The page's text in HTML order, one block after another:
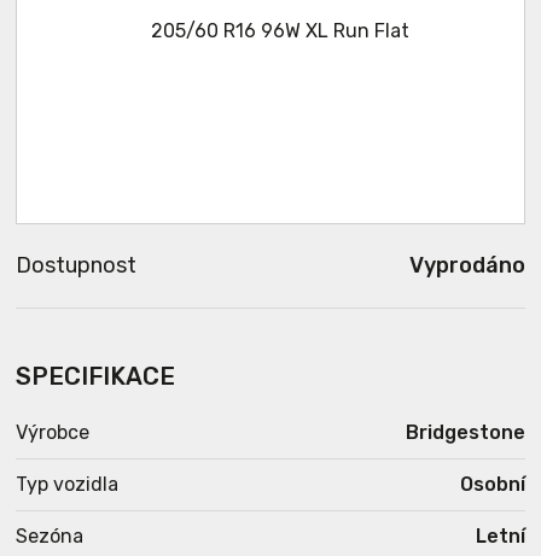
Dostupnost Vyprodáno
SPECIFIKACE
Výrobce Bridgestone
Typ vozidla Osobní
Sezóna Letní